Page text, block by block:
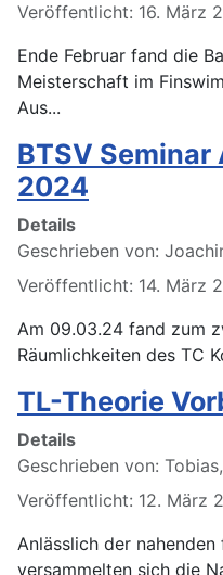
Veröffentlicht: 16. März
Ende Februar fand die
Meisterschaft im
Aus...
BTSV Seminar
2024
Details
Geschrieben von:
Veröffentlicht: 14. März
Am 09.03.24 fand zum
Räumlichkeiten des TC
TL-Theorie
Details
Geschrieben von:
Veröffentlicht: 12. März
Anlässlich der
versammelten sich die